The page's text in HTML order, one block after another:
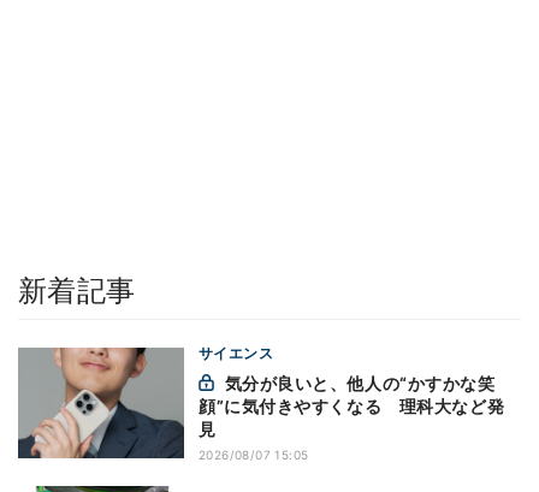
新着記事
サイエンス
顔”に気付きやすくなる 理科大など発
見
2026/08/07 15:05